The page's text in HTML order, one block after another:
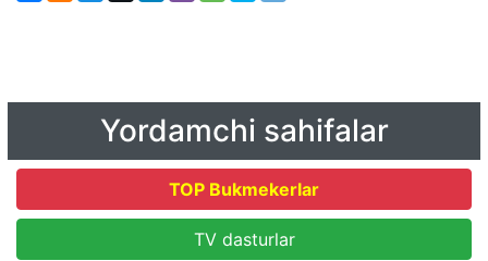
Yordamchi sahifalar
TOP Bukmekerlar
TV dasturlar